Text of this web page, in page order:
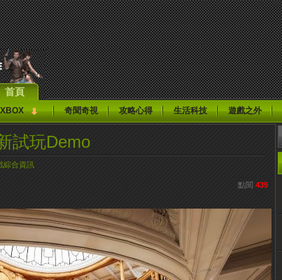
首頁
XBOX 奇聞奇視 攻略心得 生活科技 遊戲之外
試玩Demo
綜合資訊
點閱 439